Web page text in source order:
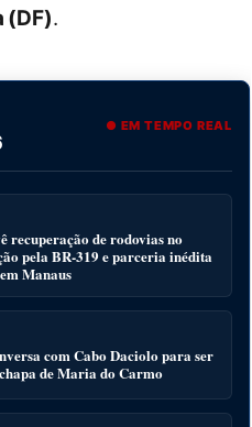
(DF).
● EM TEMPO REAL
recuperação de rodovias no
pela BR-319 e parceria inédita
Manaus
com Cabo Daciolo para ser
de Maria do Carmo